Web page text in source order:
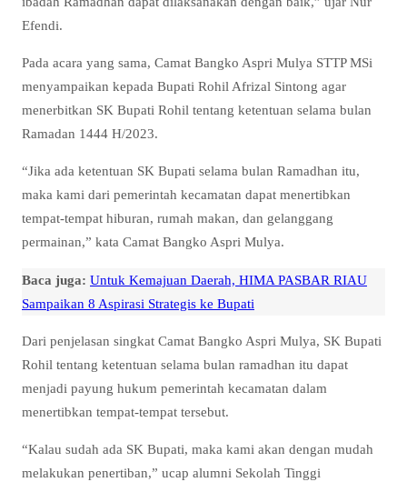
Efendi.
Pada acara yang sama, Camat Bangko Aspri Mulya STTP MSi
menyampaikan kepada Bupati Rohil Afrizal Sintong agar
menerbitkan SK Bupati Rohil tentang ketentuan selama bulan
Ramadan 1444 H/2023.
“Jika ada ketentuan SK Bupati selama bulan Ramadhan itu,
maka kami dari pemerintah kecamatan dapat menertibkan
tempat-tempat hiburan, rumah makan, dan gelanggang
permainan,” kata Camat Bangko Aspri Mulya.
Baca juga: Untuk Kemajuan Daerah, HIMA PASBAR RIAU
Sampaikan 8 Aspirasi Strategis ke Bupati
Dari penjelasan singkat Camat Bangko Aspri Mulya, SK Bupati
Rohil tentang ketentuan selama bulan ramadhan itu dapat
menjadi payung hukum pemerintah kecamatan dalam
menertibkan tempat-tempat tersebut.
“Kalau sudah ada SK Bupati, maka kami akan dengan mudah
melakukan penertiban,” ucap alumni Sekolah Tinggi